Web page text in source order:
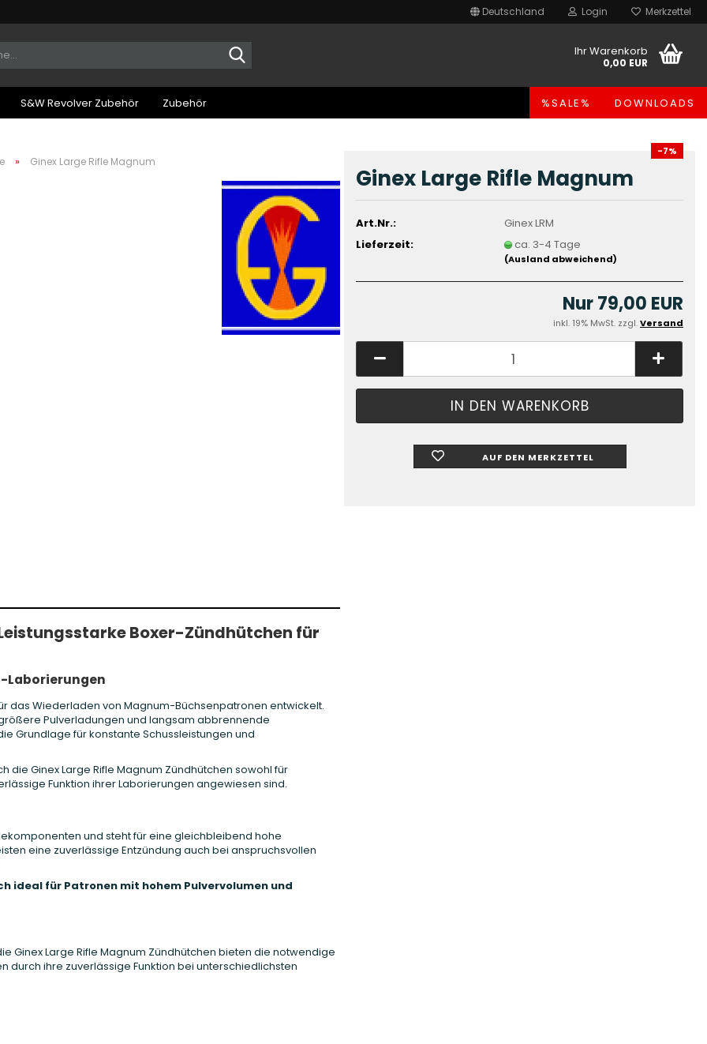
Deutschland Login Merkzettel
Suche... Ihr Warenkorb
0,00 EUR
S&W Revolver Zubehör Zubehör %SALE% DOWNLOADS
» Ginex Large Rifle Magnum
-7%
Ginex Large Rifle Magnum
Art.Nr.:
Ginex LRM
Lieferzeit:
ca. 3-4 Tage
(Ausland abweichend)
Nur 79,00 EUR
inkl. 19% MwSt. zzgl.Versand
AUF DEN MERKZETTEL
Boxer-Zündhütchen für
Laborierungen
das Wiederladen von Magnum-Büchsenpatronen entwickelt.
Pulverladungen und langsam abbrennende
Grundlage für konstante Schussleistungen und
die Ginex Large Rifle Magnum Zündhütchen sowohl für
Funktion ihrer Laborierungen angewiesen sind.
und steht für eine gleichbleibend hohe
eine zuverlässige Entzündung auch bei anspruchsvollen
ideal für Patronen mit hohem Pulvervolumen und
Ginex Large Rifle Magnum Zündhütchen bieten die notwendige
ihre zuverlässige Funktion bei unterschiedlichsten